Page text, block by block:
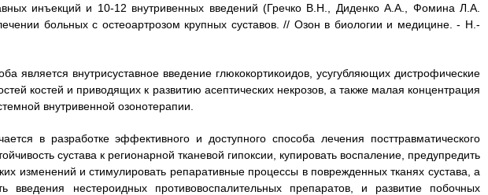
инъекций и 10-12 внутривенных введений (Гречко В.Н., Диденко А.А., Фомина Л.А.
больных с остеоартрозом крупных суставов. // Озон в биологии и медицине. - Н.-
является внутрисуставное введение глюкокортикоидов, усугубляющих дистрофические
костей и приводящих к развитию асептических некрозов, а также малая концентрация
внутривенной озонотерапии.
в разработке эффективного и доступного способа лечения посттравматического
сустава к регионарной тканевой гипоксии, купировать воспаление, предупредить
изменений и стимулировать репаративные процессы в поврежденных тканях сустава, а
введения нестероидных противовоспалительных препаратов, и развитие побочных